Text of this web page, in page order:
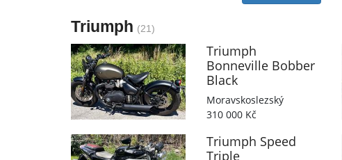
Triumph (21)
Triumph
Bonneville Bobber
Black
Moravskoslezský
310 000 Kč
Triumph Speed
Triple